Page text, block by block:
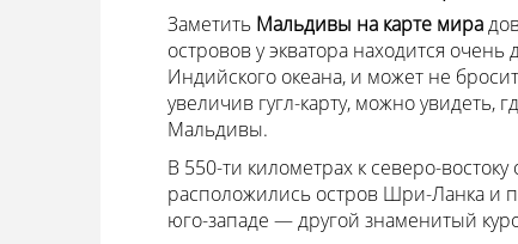
Заметить Мальдивы на карте мира
островов у экватора находится
Индийского океана, и может не
увеличив гугл-карту, можно увидеть,
Мальдивы.
В 550-ти километрах к северо-
расположились остров Шри-Ланка и
юго-западе — другой знаменитый